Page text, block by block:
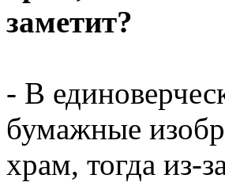
заметит?
- В
бумажные
храм, тогда из-